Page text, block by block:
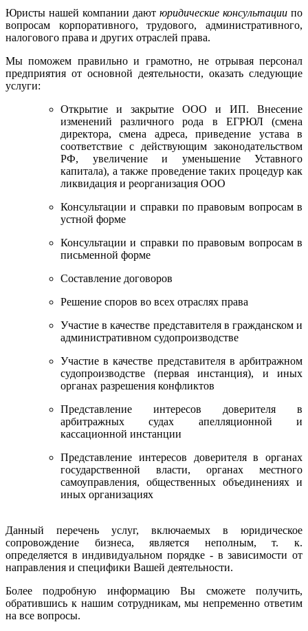
Юристы нашей компании дают юридические консультации по
вопросам корпоративного, трудового, административного,
налогового права и других отраслей права.
Мы поможем правильно и грамотно, не отрывая персонал
предприятия от основной деятельности, оказать следующие
услуги:
Открытие и закрытие ООО и ИП. Внесение
изменений различного рода в ЕГРЮЛ (смена
директора, смена адреса, приведение устава в
соответствие с действующим законодательством
РФ, увеличение и уменьшение Уставного
капитала), а также проведение таких процедур как
ликвидация и реорганизация ООО
Консультации и справки по правовым вопросам в
устной форме
Консультации и справки по правовым вопросам в
письменной форме
Составление договоров
Решение споров во всех отраслях права
Участие в качестве представителя в гражданском и
административном судопроизводстве
Участие в качестве представителя в арбитражном
судопроизводстве (первая инстанция), и иных
органах разрешения конфликтов
Представление интересов доверителя в
арбитражных судах апелляционной и
кассационной инстанции
Представление интересов доверителя в органах
государственной власти, органах местного
самоуправления, общественных объединениях и
иных организациях
Данный перечень услуг, включаемых в юридическое
сопровождение бизнеса, является неполным, т. к.
определяется в индивидуальном порядке - в зависимости от
направления и специфики Вашей деятельности.
Более подробную информацию Вы сможете получить,
обратившись к нашим сотрудникам, мы непременно ответим
на все вопросы.